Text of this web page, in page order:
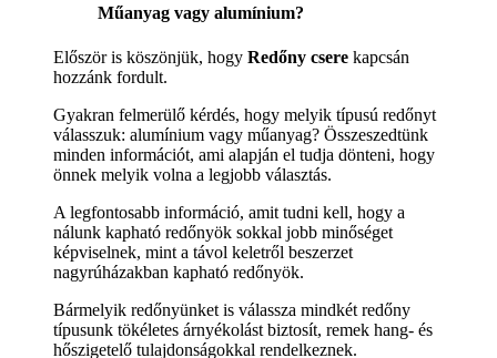
Műanyag vagy alumínium?
Először is köszönjük, hogy Redőny csere kapcsán
hozzánk fordult.
Gyakran felmerülő kérdés, hogy melyik típusú redőnyt
válasszuk: alumínium vagy műanyag? Összeszedtünk
minden információt, ami alapján el tudja dönteni, hogy
önnek melyik volna a legjobb választás.
A legfontosabb információ, amit tudni kell, hogy a
nálunk kapható redőnyök sokkal jobb minőséget
képviselnek, mint a távol keletről beszerzet
nagyrúházakban kapható redőnyök.
Bármelyik redőnyünket is válassza mindkét redőny
típusunk tökéletes árnyékolást biztosít, remek hang- és
hőszigetelő tulajdonságokkal rendelkeznek.